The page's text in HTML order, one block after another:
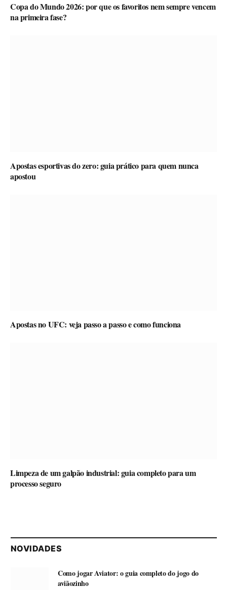
Copa do Mundo 2026: por que os favoritos nem sempre vencem
na primeira fase?
Apostas esportivas do zero: guia prático para quem nunca
apostou
Apostas no UFC: veja passo a passo e como funciona
Limpeza de um galpão industrial: guia completo para um
processo seguro
NOVIDADES
Como jogar Aviator: o guia completo do jogo do
aviãozinho